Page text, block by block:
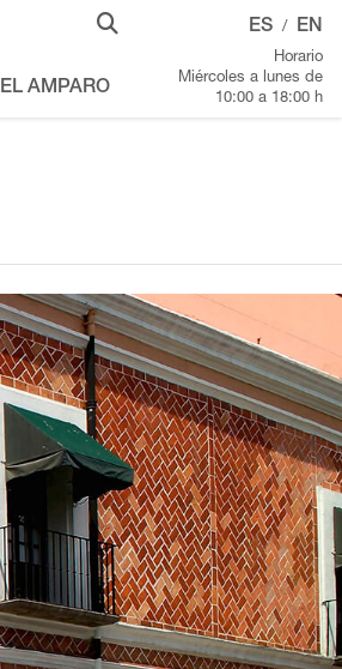
EL AMPARO
ES / EN
Horario
Miércoles a lunes de
10:00 a 18:00 h